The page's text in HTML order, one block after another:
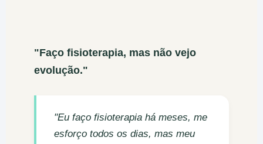
"Faço fisioterapia, mas não vejo
evolução."
"Eu faço fisioterapia há meses, me
esforço todos os dias, mas meu